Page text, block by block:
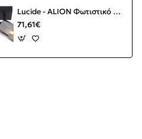
Lucide - ALION Φωτιστικό Οροφής 2φωτο Μαύρο Ματ (Black Mat)|Φυμέ (Smoke)
71,61€